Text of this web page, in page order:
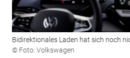
Bidirektionales Laden hat sich noch
© Foto: Volkswagen